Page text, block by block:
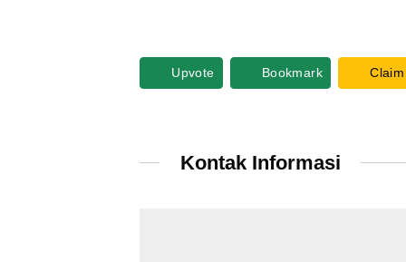
Upvote Bookmark
Kontak Informasi